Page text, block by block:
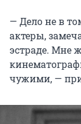
— Дело не в
актеры,
эстраде. Мне
чужими, —